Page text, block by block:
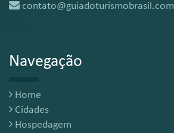
contato@guiadoturismobrasil.com
Navegação
Home
Cidades
Hospedagem